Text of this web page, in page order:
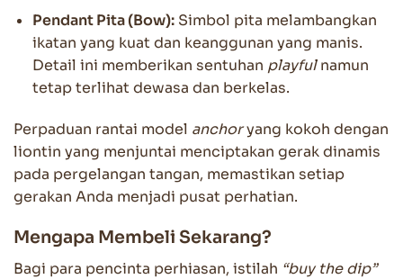
Pendant Pita (Bow):Simbol pita melambangkan
ikatan yang kuat dan keanggunan yang manis.
Detail ini memberikan sentuhan playfulnamun
tetap terlihat dewasa dan berkelas.
Perpaduan rantai model anchoryang kokoh dengan
liontin yang menjuntai menciptakan gerak dinamis
pada pergelangan tangan, memastikan setiap
gerakan Anda menjadi pusat perhatian.
Mengapa Membeli Sekarang?
Bagi para pencinta perhiasan, istilah “buy the dip”